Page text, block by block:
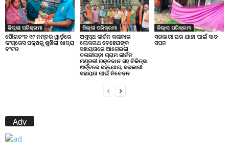
ଜିଲ୍ଲା ପରିକ୍ରମା
ପୌରାଚଂଳ ୧୯ ନମ୍ବର ୱାର୍ଡ଼ରେ
କଂଗ୍ରେସ ପକ୍ଷରୁ ଶୁଖିଲା ଖାଦ୍ୟ
ବଂଟନ
ଜିଲ୍ଲା ପରିକ୍ରମା
ଅସୁସ୍ଥ କୀର୍ତନ କଳାକାର
ଲୋକନାଥ ବେହେରାଙ୍କ
ସହାୟତାରେ ଆଗେଇଲା
ବଳାଜୀପଡ଼ା ଗ୍ରାମ କୀର୍ତନ
ମଣ୍ଡଳୀ ରକ୍ତଦାନ ସହ ଚିକିତ୍ସା
ଖର୍ଚ୍ଚରେ ସହଯୋଗ, ସରକାରୀ
ସହାୟତା ପାଇଁ ନିବେଦନ
ଜିଲ୍ଲା ପରିକ୍ରମା
ସରକାରୀ ଘର ଯାହା ପାଇଁ ସାତ
ସପନ
Adv